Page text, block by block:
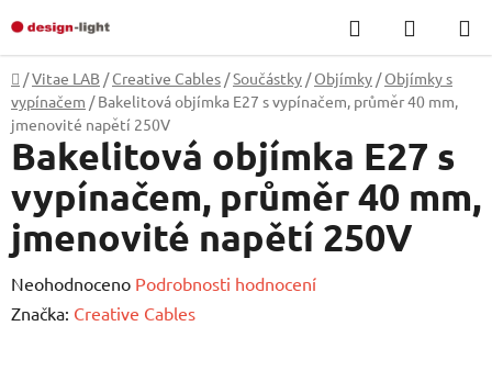
na
obsah
Hledat
KOŠÍK
Domů
/Vitae LAB / Creative Cables /Součástky / Objímky / Objímky s
vypínačem / Bakelitová objímka E27 s vypínačem, průměr 40 mm,
jmenovité napětí 250V
Bakelitová objímka E27 s
vypínačem, průměr 40 mm,
jmenovité napětí 250V
Průměrné
hodnocení
Neohodnoceno Podrobnosti hodnocení
Značka: Creative Cables